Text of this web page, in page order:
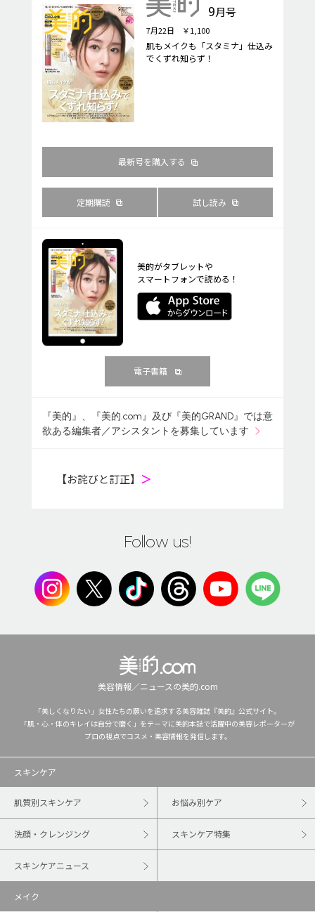
9月号
7月22日 ￥1,100
肌もメイクも「スタミナ」仕込み
でくずれ知らず！
最新号を購入する
定期購読 試し読み
美的がタブレットや
スマートフォンで読める！
電子書籍
『美的』、『美的.com』及び『美的GRAND』では意
欲ある編集者／アシスタントを募集しています
【お詫びと訂正】 ＞
Follow us!
美容情報／ニュースの美的.com
「美しくなりたい」女性たちの願いを追求する美容雑誌『美的』公式サイト。
「肌・心・体のキレイは自分で磨く」をテーマに美的本誌で活躍中の美容レポーターが
プロの視点でコスメ・美容情報を発信します。
スキンケア
肌質別スキンケア お悩み別ケア
洗顔・クレンジング スキンケア特集
スキンケアニュース
メイク